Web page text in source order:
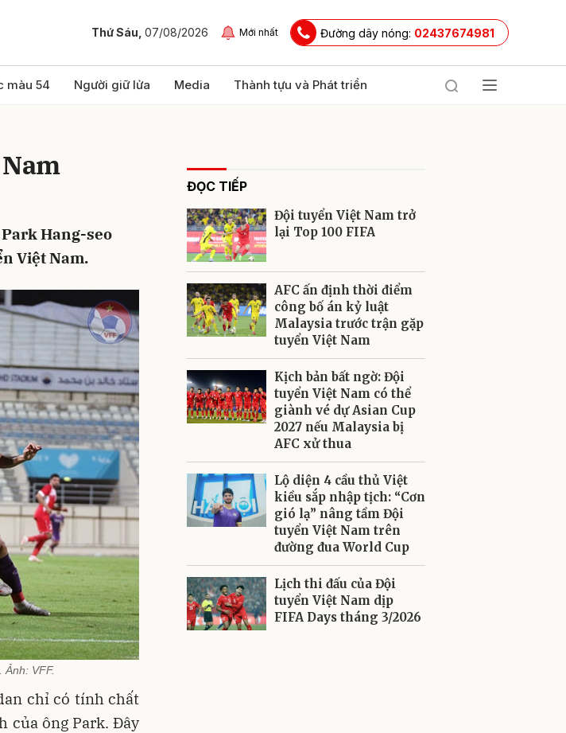
Thứ Sáu, 07/08/2026 Mới nhất Đường dây nóng: 02437674981
màu 54 Người giữ lửa Media Thành tựu và Phát triển
Hang-seo
Việt Nam.
VFF.
chỉ có tính chất
của ông Park. Đây
ĐỌC TIẾP
Đội tuyển Việt Nam trở
lại Top 100 FIFA
AFC ấn định thời điểm
công bố án kỷ luật
Malaysia trước trận gặp
tuyển Việt Nam
Kịch bản bất ngờ: Đội
tuyển Việt Nam có thể
giành vé dự Asian Cup
2027 nếu Malaysia bị
AFC xử thua
Lộ diện 4 cầu thủ Việt
kiều sắp nhập tịch: “Cơn
gió lạ” nâng tầm Đội
tuyển Việt Nam trên
đường đua World Cup
Lịch thi đấu của Đội
tuyển Việt Nam dịp
FIFA Days tháng 3/2026
Gửi